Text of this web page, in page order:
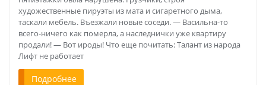
художественные пируэты из мата и сигаретного дыма,
таскали мебель. Въезжали новые соседи. — Васильна-то
всего-ничего как померла, а наследнички уже квартиру
продали! — Вот ироды! Что еще почитать: Талант из народа
Лифт не работает
Подробнее